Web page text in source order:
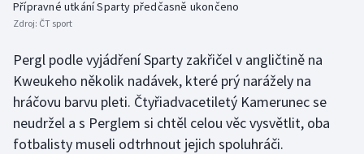
Stolní tenis
Triatlon
Veslování
Vodní slalom
Přípravné utkání Sparty předčasně ukončeno
Zdroj: ČT sport
Pergl podle vyjádření Sparty zakřičel v angličtině na
Kweukeho několik nadávek, které prý narážely na
hráčovu barvu pleti. Čtyřiadvacetiletý Kamerunec se
neudržel a s Perglem si chtěl celou věc vysvětlit, oba
fotbalisty museli odtrhnout jejich spoluhráči.